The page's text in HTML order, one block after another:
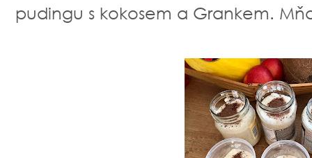
pudingu s kokosem a Grankem.